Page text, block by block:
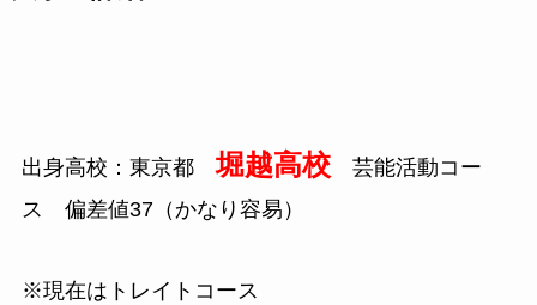
出身高校：東京都堀越高校芸能活動コー
ス 偏差値37（かなり容易）
※現在はトレイトコース